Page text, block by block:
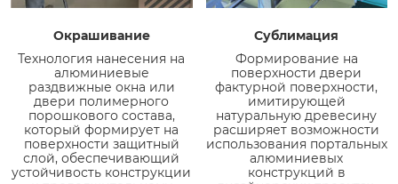
Окрашивание
Технология нанесения на
алюминиевые
раздвижные окна или
двери полимерного
порошкового состава,
который формирует на
поверхности защитный
слой, обеспечивающий
устойчивость конструкции
Сублимация
Формирование на
поверхности двери
фактурной поверхности,
имитирующей
натуральную древесину
расширяет возможности
использования портальных
алюминиевых
конструкций в